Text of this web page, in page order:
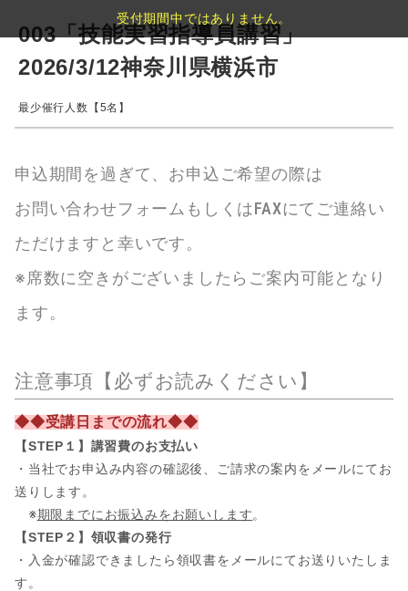
003「技能実習指導員講習」
2026/3/12神奈川県横浜市
最少催行人数【5名】
申込期間を過ぎて、お申込ご希望の際は
お問い合わせフォームもしくはFAXにてご連絡い
ただけますと幸いです。
※席数に空きがございましたらご案内可能となり
ます。
注意事項【必ずお読みください】
◆◆受講日までの流れ◆◆
【STEP１】講習費のお支払い
・当社でお申込み内容の確認後、ご請求の案内をメールにてお
送りします。
※期限までにお振込みをお願いします。
【STEP２】領収書の発行
・入金が確認できましたら領収書をメールにてお送りいたしま
す。
受付期間中ではありません。